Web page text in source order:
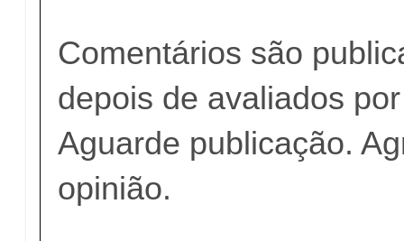
Comentários são
depois de avaliados
Aguarde publicação.
opinião.